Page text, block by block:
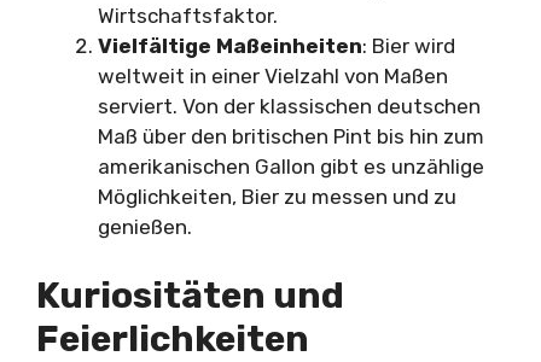
Wirtschaftsfaktor.
Vielfältige Maßeinheiten: Bier wird
weltweit in einer Vielzahl von Maßen
serviert. Von der klassischen deutschen
Maß über den britischen Pint bis hin zum
amerikanischen Gallon gibt es unzählige
Möglichkeiten, Bier zu messen und zu
genießen.
Kuriositäten und
Feierlichkeiten